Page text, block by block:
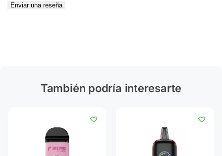
Enviar una reseña
También podría interesarte